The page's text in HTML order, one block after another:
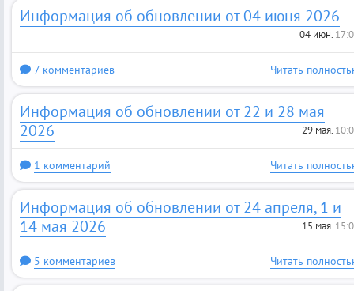
Информация об обновлении от 04 июня 2026
04 июн.
7 комментариев Читать
Информация об обновлении от 22 и 28 мая
2026
29 мая.
1 комментарий Читать
Информация об обновлении от 24 апреля, 1 и
14 мая 2026
15 мая.
5 комментариев Читать